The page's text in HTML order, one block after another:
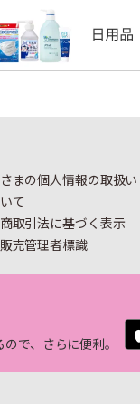
まの個人情報の取扱い
て
取引法に基づく表示
売管理者標識
で、さらに便利。